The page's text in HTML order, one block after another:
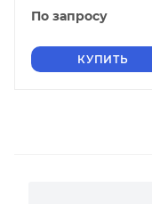
По запросу
КУПИТЬ